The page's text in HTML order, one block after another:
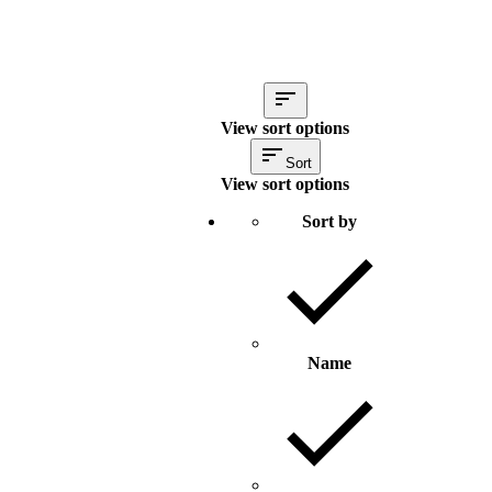
View sort options
Sort
View sort options
Sort by
Name